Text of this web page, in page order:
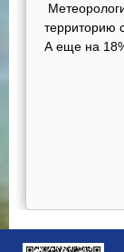
территорию
А еще на